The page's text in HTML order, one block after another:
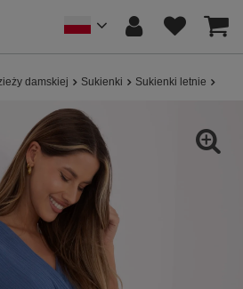
damskiej Sukienki Sukienki letnie